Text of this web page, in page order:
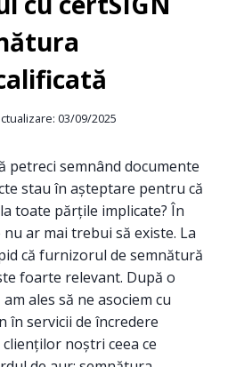
03/09/2025
petreci semnând documente
stau în așteptare pentru că
toate părțile implicate? În
ar mai trebui să existe. La
că furnizorul de semnătură
foarte relevant. După o
ales să ne asociem cu
în servicii de încredere
noștri ceea ce